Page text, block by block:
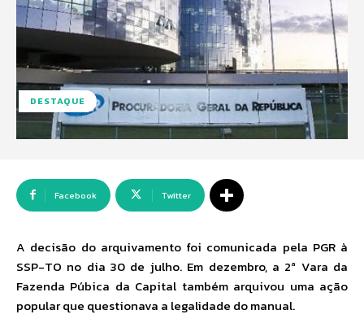
DESTAQUE
Facebook Twitter
A decisão do arquivamento foi comunicada pela PGR à
SSP-TO no dia 30 de julho. Em dezembro, a 2ª Vara da
Fazenda Púbica da Capital também arquivou uma ação
popular que questionava a legalidade do manual.